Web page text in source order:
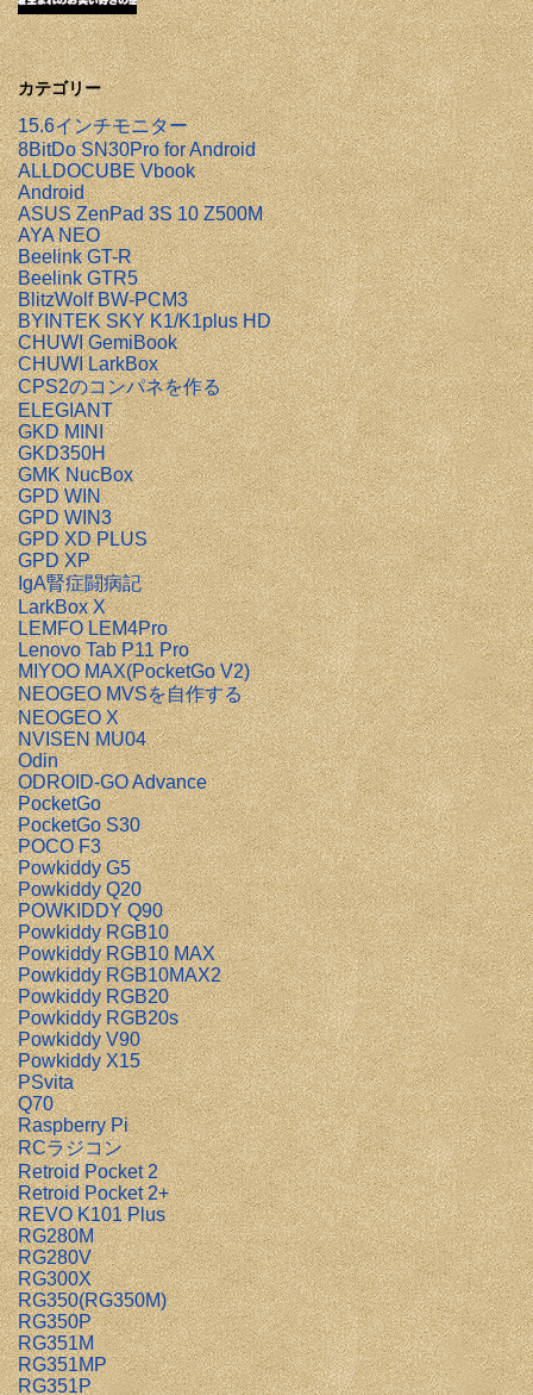
カテゴリー
15.6インチモニター
8BitDo SN30Pro for Android
ALLDOCUBE Vbook
Android
ASUS ZenPad 3S 10 Z500M
AYA NEO
Beelink GT-R
Beelink GTR5
BlitzWolf BW-PCM3
BYINTEK SKY K1/K1plus HD
CHUWI GemiBook
CHUWI LarkBox
CPS2のコンパネを作る
ELEGIANT
GKD MINI
GKD350H
GMK NucBox
GPD WIN
GPD WIN3
GPD XD PLUS
GPD XP
IgA腎症闘病記
LarkBox X
LEMFO LEM4Pro
Lenovo Tab P11 Pro
MIYOO MAX(PocketGo V2)
NEOGEO MVSを自作する
NEOGEO X
NVISEN MU04
Odin
ODROID-GO Advance
PocketGo
PocketGo S30
POCO F3
Powkiddy G5
Powkiddy Q20
POWKIDDY Q90
Powkiddy RGB10
Powkiddy RGB10 MAX
Powkiddy RGB10MAX2
Powkiddy RGB20
Powkiddy RGB20s
Powkiddy V90
Powkiddy X15
PSvita
Q70
Raspberry Pi
RCラジコン
Retroid Pocket 2
Retroid Pocket 2+
REVO K101 Plus
RG280M
RG280V
RG300X
RG350(RG350M)
RG350P
RG351M
RG351MP
RG351P